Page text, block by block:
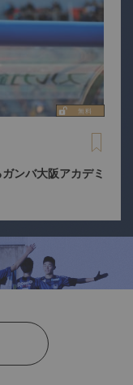
ンバ大阪アカデミ